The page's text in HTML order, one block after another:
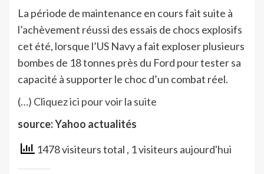
La période de maintenance en cours fait suite à
l’achèvement réussi des essais de chocs explosifs
cet été, lorsque l’US Navy a fait exploser plusieurs
bombes de 18 tonnes près du Ford pour tester sa
capacité à supporter le choc d’un combat réel.
(…) Cliquez ici pour voir la suite
source: Yahoo actualités
1478 visiteurs total , 1 visiteurs aujourd'hui